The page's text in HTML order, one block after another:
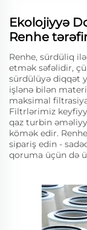
Ekolojiyyə
Renhe
Renhe, sürdüliq
etmək səfəlidir,
sürdülüyə diqqət
işlənə bilən
maksimal
Filtrlərimiz
qaz turbin
kömək edir.
sipariş edin -
qoruma üçün də